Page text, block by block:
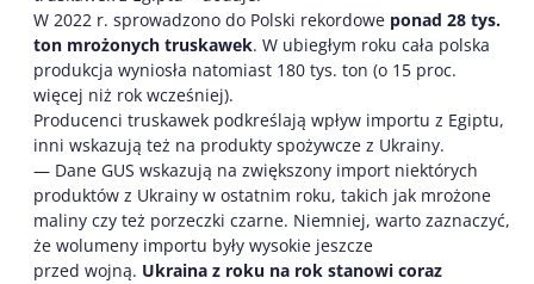
W 2022 r. sprowadzono do Polski rekordowe ponad 28 tys.
ton mrożonych truskawek. W ubiegłym roku cała polska
produkcja wyniosła natomiast 180 tys. ton (o 15 proc.
więcej niż rok wcześniej).
Producenci truskawek podkreślają wpływ importu z Egiptu,
inni wskazują też na produkty spożywcze z Ukrainy.
— Dane GUS wskazują na zwiększony import niektórych
produktów z Ukrainy w ostatnim roku, takich jak mrożone
maliny czy też porzeczki czarne. Niemniej, warto zaznaczyć,
że wolumeny importu były wysokie jeszcze
przed wojną. Ukraina z roku na rok stanowi coraz